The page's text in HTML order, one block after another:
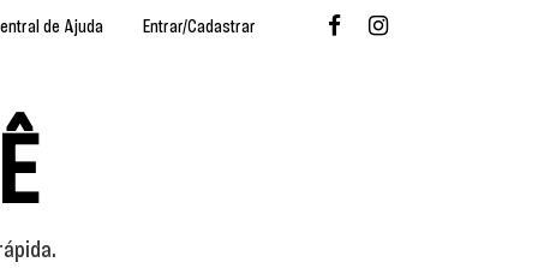
de Ajuda Entrar/Cadastrar